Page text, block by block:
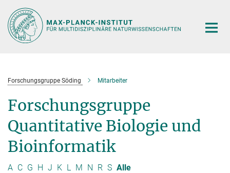
Hauptinhalt
Forschungsgruppe Söding Mitarbeiter
Forschungsgruppe
Quantitative Biologie und
Bioinformatik
A C G H J K L M N R S Alle